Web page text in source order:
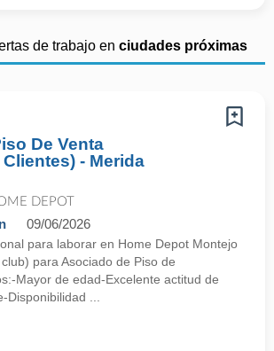
de trabajo en ciudades próximas
De Venta
- Merida
DEPOT
09/06/2026
para laborar en Home Depot Montejo
para Asociado de Piso de
Mayor de edad-Excelente actitud de
...